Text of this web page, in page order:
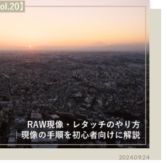
2024.09.24